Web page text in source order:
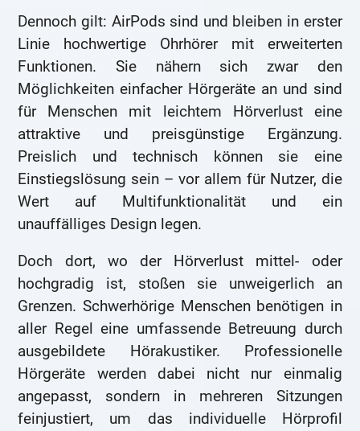
Dennoch gilt: AirPods sind und bleiben in erster
Linie hochwertige Ohrhörer mit erweiterten
Funktionen. Sie nähern sich zwar den
Möglichkeiten einfacher Hörgeräte an und sind
für Menschen mit leichtem Hörverlust eine
attraktive und preisgünstige Ergänzung.
Preislich und technisch können sie eine
Einstiegslösung sein – vor allem für Nutzer, die
Wert auf Multifunktionalität und ein
unauffälliges Design legen.
Doch dort, wo der Hörverlust mittel- oder
hochgradig ist, stoßen sie unweigerlich an
Grenzen. Schwerhörige Menschen benötigen in
aller Regel eine umfassende Betreuung durch
ausgebildete Hörakustiker. Professionelle
Hörgeräte werden dabei nicht nur einmalig
angepasst, sondern in mehreren Sitzungen
feinjustiert, um das individuelle Hörprofil